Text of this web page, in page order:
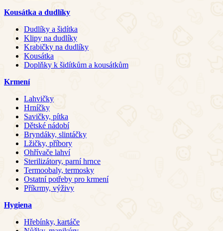
Kousátka a dudlíky
Dudlíky a šidítka
Klipy na dudlíky
Krabičky na dudlíky
Kousátka
Doplňky k šidítkům a kousátkům
Krmení
Lahvičky
Hrníčky
Savičky, pítka
Dětské nádobí
Bryndáky, slintáčky
Lžičky, příbory
Ohřívače lahví
Sterilizátory, parní hrnce
Termoobaly, termosky
Ostatní potřeby pro krmení
Příkrmy, výživy
Hygiena
Hřebínky, kartáče